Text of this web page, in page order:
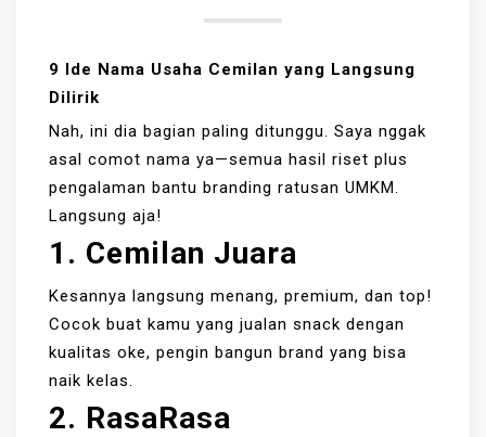
9 Ide Nama Usaha Cemilan yang Langsung
Dilirik
Nah, ini dia bagian paling ditunggu. Saya nggak
asal comot nama ya—semua hasil riset plus
pengalaman bantu branding ratusan UMKM.
Langsung aja!
1. Cemilan Juara
Kesannya langsung menang, premium, dan top!
Cocok buat kamu yang jualan snack dengan
kualitas oke, pengin bangun brand yang bisa
naik kelas.
2. RasaRasa